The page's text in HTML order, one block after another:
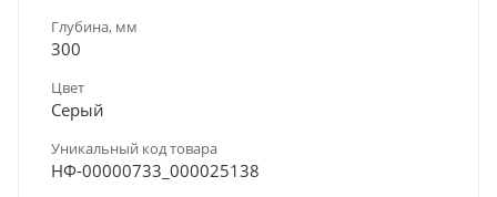
Глубина, мм
300
Цвет
Серый
Уникальный код товара
НФ-00000733_000025138